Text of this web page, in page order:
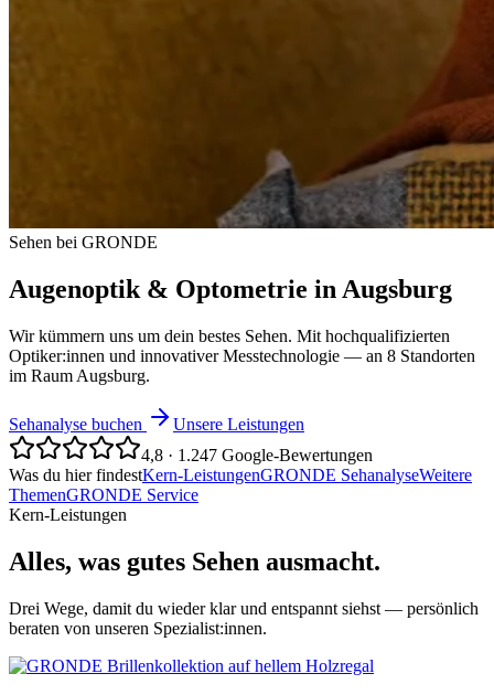
Sehen bei GRONDE
Augenoptik & Optometrie in Augsburg
Wir kümmern uns um dein bestes Sehen. Mit hochqualifizierten
Optiker:innen und innovativer Messtechnologie — an 8 Standorten
im Raum Augsburg.
Sehanalyse buchen
Unsere Leistungen
4,8 · 1.247 Google-Bewertungen
Was du hier findestKern-LeistungenGRONDE SehanalyseWeitere
ThemenGRONDE Service
Kern-Leistungen
Alles, was gutes Sehen ausmacht.
Drei Wege, damit du wieder klar und entspannt siehst — persönlich
beraten von unseren Spezialist:innen.